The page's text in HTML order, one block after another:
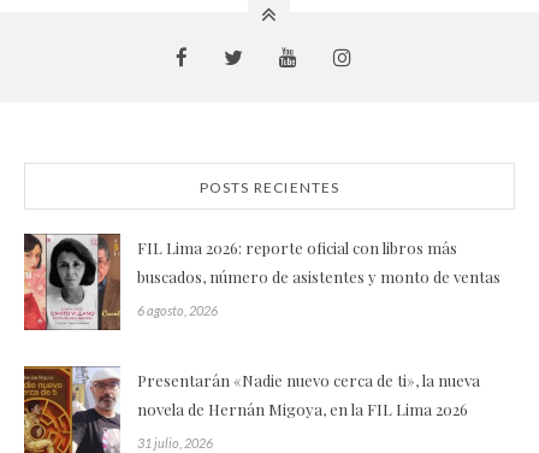
POSTS RECIENTES
FIL Lima 2026: reporte oficial con libros más
buscados, número de asistentes y monto de ventas
6 agosto, 2026
Presentarán «Nadie nuevo cerca de ti», la nueva
novela de Hernán Migoya, en la FIL Lima 2026
31 julio, 2026